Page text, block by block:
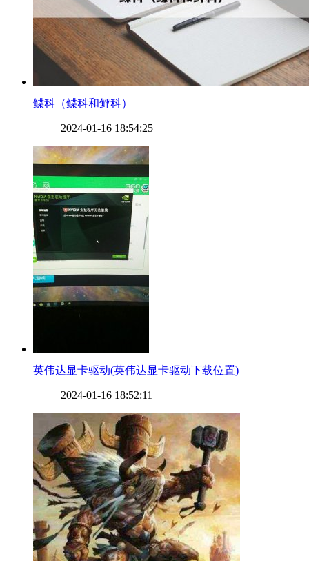
​鲽科（鲽科和鲆科）
2024-01-16 18:54:25
​英伟达显卡驱动(英伟达显卡驱动下载位置)
2024-01-16 18:52:11